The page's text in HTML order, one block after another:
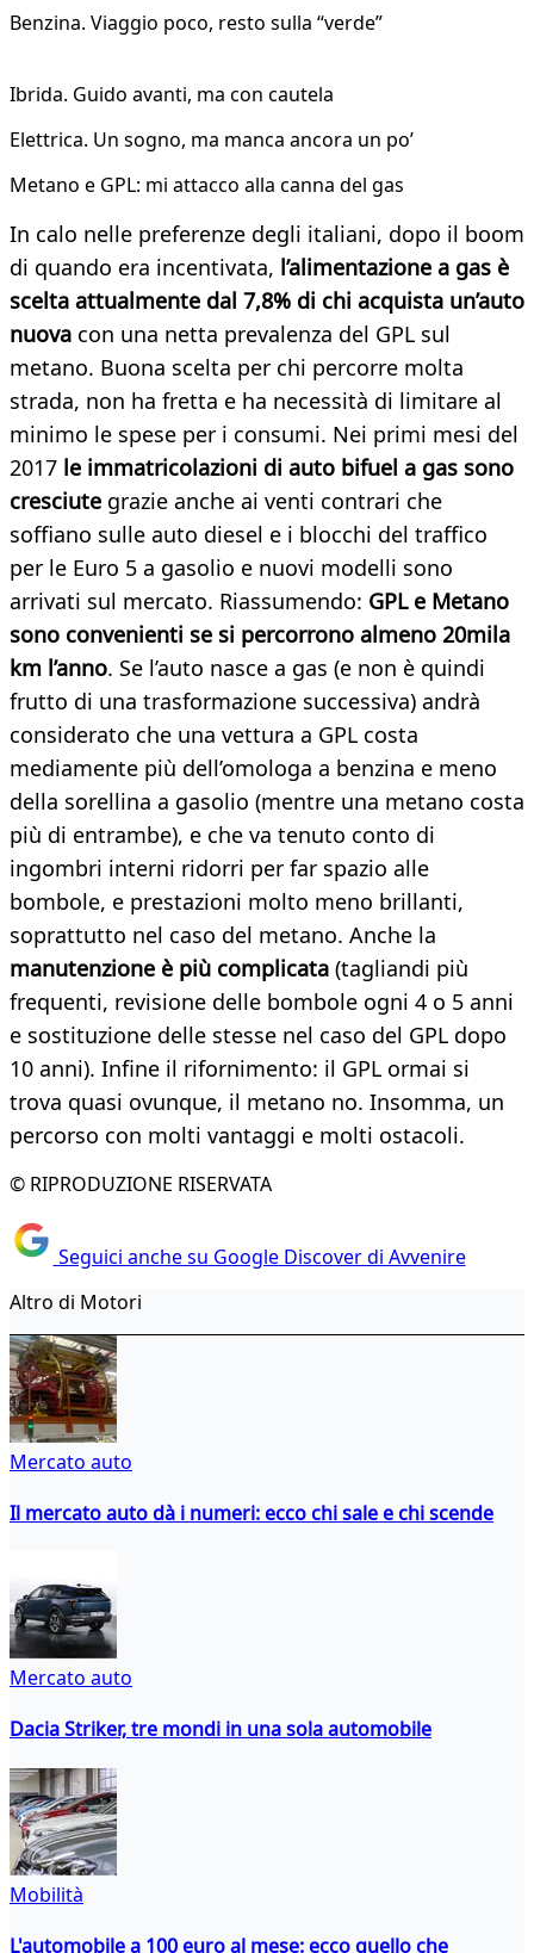
Benzina. Viaggio poco, resto sulla “verde”
Ibrida. Guido avanti, ma con cautela
Elettrica. Un sogno, ma manca ancora un po’
Metano e GPL: mi attacco alla canna del gas
In calo nelle preferenze degli italiani, dopo il boom
di quando era incentivata, l’alimentazione a gas è
scelta attualmente dal 7,8% di chi acquista un’auto
nuova con una netta prevalenza del GPL sul
metano. Buona scelta per chi percorre molta
strada, non ha fretta e ha necessità di limitare al
minimo le spese per i consumi. Nei primi mesi del
2017 le immatricolazioni di auto bifuel a gas sono
cresciute grazie anche ai venti contrari che
soffiano sulle auto diesel e i blocchi del traffico
per le Euro 5 a gasolio e nuovi modelli sono
arrivati sul mercato. Riassumendo: GPL e Metano
sono convenienti se si percorrono almeno 20mila
km l’anno. Se l’auto nasce a gas (e non è quindi
frutto di una trasformazione successiva) andrà
considerato che una vettura a GPL costa
mediamente più dell’omologa a benzina e meno
della sorellina a gasolio (mentre una metano costa
più di entrambe), e che va tenuto conto di
ingombri interni ridorri per far spazio alle
bombole, e prestazioni molto meno brillanti,
soprattutto nel caso del metano. Anche la
manutenzione è più complicata (tagliandi più
frequenti, revisione delle bombole ogni 4 o 5 anni
e sostituzione delle stesse nel caso del GPL dopo
10 anni). Infine il rifornimento: il GPL ormai si
trova quasi ovunque, il metano no. Insomma, un
percorso con molti vantaggi e molti ostacoli.
© RIPRODUZIONE RISERVATA
Seguici anche su Google Discover di Avvenire
Altro di Motori
Mercato auto
Il mercato auto dà i numeri: ecco chi sale e chi scende
Mercato auto
Dacia Striker, tre mondi in una sola automobile
Mobilità
L'automobile a 100 euro al mese: ecco quello che